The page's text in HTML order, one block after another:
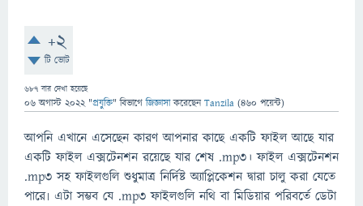
+2
টি ভোট
687 বার দেখা হয়েছে
06 অগাস্ট 2022 "প্রযুক্তি" বিভাগে জিজ্ঞাসাকরেছেনTanzila (460 পয়েন্ট)
আপনি এখানে এসেছেন কারণ আপনার কাছে একটি ফাইল আছে যার
একটি ফাইল এক্সটেনশন রয়েছে যার শেষ .mp3। ফাইল এক্সটেনশন
.mp3 সহ ফাইলগুলি শুধুমাত্র নির্দিষ্ট অ্যাপ্লিকেশন দ্বারা চালু করা যেতে
পারে৷ এটা সম্ভব যে .mp3 ফাইলগুলি নথি বা মিডিয়ার পরিবর্তে ডেটা